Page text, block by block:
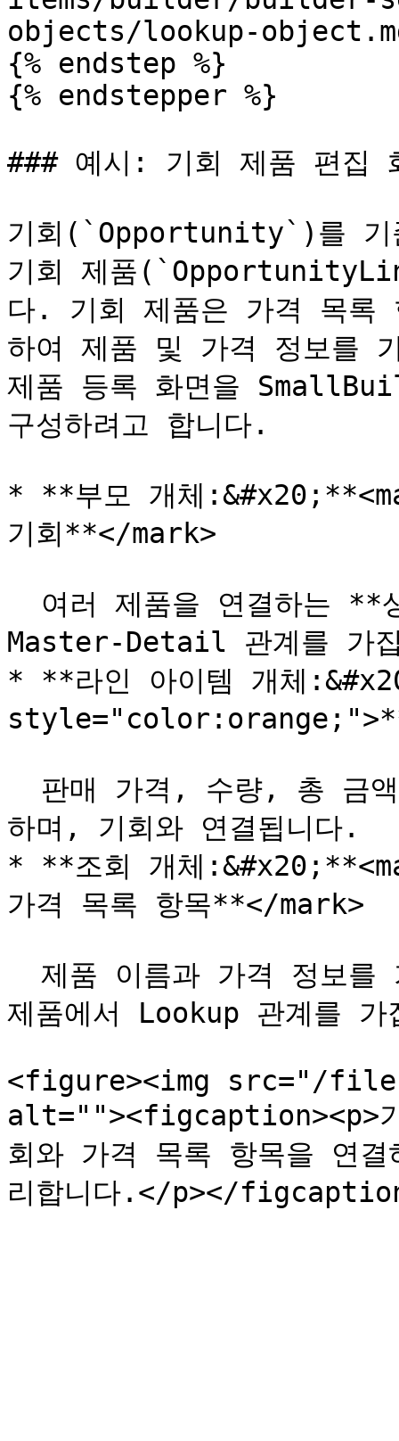
objects/lookup-
{% endstep %}
{% endstepper %}
### 예시: 기회 제품 편집
기회(`Opportunity`)를 기
기회 제품
다. 기회 제품은 가격 목
하여 제품 및 가격 정보를
제품 등록 화면을
구성하려고 합니다.
* **부모 개체
기회**</mark>
Master-Detail 관계를 가
* **라인 아이템 개체
style="color:orange;">**
하며, 기회와 연결됩니다.
* **조회 개체
가격 목록 항목**</mark>
제품에서 Lookup 관계를 가
<figure><img src="/files/
alt=""><figcaption><p>
회와 가격 목록 항목을 연